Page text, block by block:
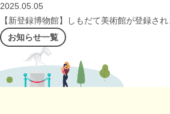
2025.05.05
【新登録博物館】しもだて美術館が登録され
お知らせ一覧